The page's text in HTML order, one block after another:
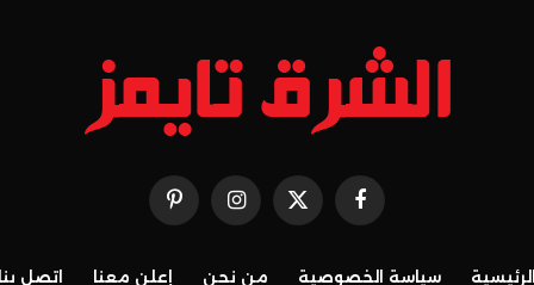
فيسبوك X
(Twitter)
الانستغرامبينتيريست
الرئيسية سياسة الخصوصية من نحن إعلن معنا اتصل